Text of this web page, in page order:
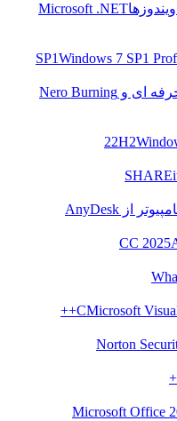
Microsoft .NET
Windows 7 SP1
Nero Burning
ازAnyDesk
Microsoft
Norton